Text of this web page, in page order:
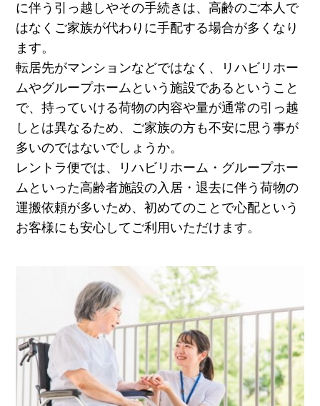
に伴う引っ越しやその手続きは、高齢のご本人で
はなくご家族が代わりに手配する場合が多くなり
ます。
転居先がマンションなどではなく、リハビリホー
ムやグループホームという施設であるということ
で、持っていける荷物の内容や量が通常の引っ越
しとは異なるため、ご家族の方も不安に思う事が
多いのではないでしょうか。
レントラ便では、リハビリホーム・グループホー
ムといった高齢者施設の入居・退去に伴う荷物の
運搬依頼が多いため、初めてのことで心配という
お客様にも安心してご利用いただけます。